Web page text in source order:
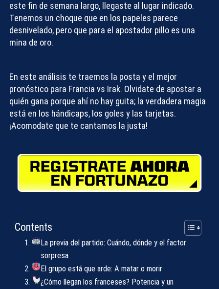
este fin de semana largo, llegaste al lugar indicado.
Tenemos un choque que en los papeles parece
desnivelado, pero que para el apostador pillo es una
mina de oro.
En este análisis te traemos la posta y el mejor
pronóstico para Francia vs Irak. Olvidate de apostar a
quién gana porque ahí no hay guita; la verdadera magia
está en los hándicaps, los goles y las tarjetas.
¡Acomodate que te cantamos la justa!
Contents
La previa del partido: Cuándo, dónde y el factor
sorpresa
El grupo está que arde: A matar o morir
¿Cómo llegan los franceses? Potencia y un